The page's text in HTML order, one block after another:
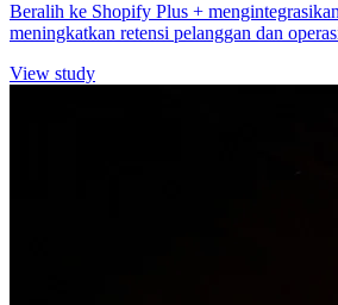
Beralih ke Shopify Plus +
meningkatkan retensi pelanggan dan
View study